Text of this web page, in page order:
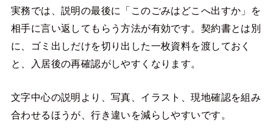
実務では、説明の最後に「このごみはどこへ出すか」を
相手に言い返してもらう方法が有効です。契約書とは別
に、ゴミ出しだけを切り出した一枚資料を渡しておく
と、入居後の再確認がしやすくなります。
文字中心の説明より、写真、イラスト、現地確認を組み
合わせるほうが、行き違いを減らしやすいです。